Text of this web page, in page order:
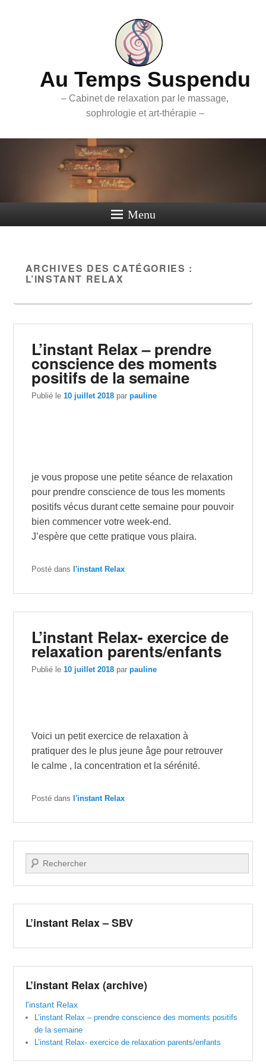
Au Temps Suspendu
– Cabinet de relaxation par le massage,
sophrologie et art-thérapie –
Menu
ARCHIVES DES CATÉGORIES :
L’INSTANT RELAX
L’instant Relax – prendre
conscience des moments
positifs de la semaine
Publié le10 juillet 2018 parpauline
je vous propose une petite séance de relaxation
pour prendre conscience de tous les moments
positifs vécus durant cette semaine pour pouvoir
bien commencer votre week-end.
J’espère que cette pratique vous plaira.
Posté dans l'instant Relax
L’instant Relax- exercice de
relaxation parents/enfants
Publié le10 juillet 2018 parpauline
Voici un petit exercice de relaxation à
pratiquer des le plus jeune âge pour retrouver
lecalme , la concentration et la sérénité.
Posté dans l'instant Relax
Recherche
L’instant Relax – SBV
L’instant Relax (archive)
l'instant Relax
L’instant Relax – prendre conscience des moments positifs
de la semaine
L’instant Relax- exercice de relaxation parents/enfants